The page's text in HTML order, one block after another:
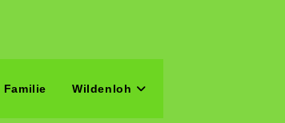
Familie Wildenloh